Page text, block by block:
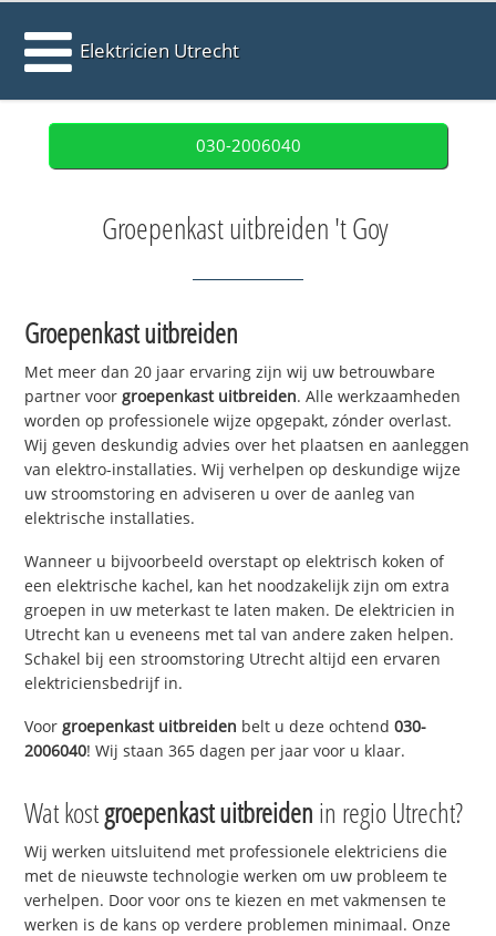
Elektricien Utrecht
030-2006040
Groepenkast uitbreiden 't Goy
Groepenkast uitbreiden
Met meer dan 20 jaar ervaring zijn wij uw betrouwbare
partner voorgroepenkast uitbreiden. Alle werkzaamheden
worden op professionele wijze opgepakt, zónder overlast.
Wij geven deskundig advies over het plaatsen en aanleggen
van elektro-installaties. Wij verhelpen op deskundige wijze
uw stroomstoring en adviseren u over de aanleg van
elektrische installaties.
Wanneer u bijvoorbeeld overstapt op elektrisch koken of
een elektrische kachel, kan het noodzakelijk zijn om extra
groepen in uw meterkast te laten maken. De elektricien in
Utrecht kan u eveneens met tal van andere zaken helpen.
Schakel bij een stroomstoring Utrecht altijd een ervaren
elektriciensbedrijf in.
Voorgroepenkast uitbreiden belt u deze ochtend030-
2006040! Wij staan 365 dagen per jaar voor u klaar.
Wat kostgroepenkast uitbreiden in regio Utrecht?
Wij werken uitsluitend met professionele elektriciens die
met de nieuwste technologie werken om uw probleem te
verhelpen. Door voor ons te kiezen en met vakmensen te
werken is de kans op verdere problemen minimaal. Onze